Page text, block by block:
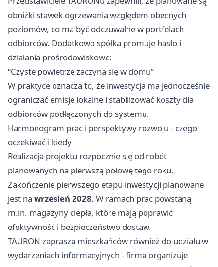
obniżki stawek ogrzewania względem obecnych
poziomów, co ma być odczuwalne w portfelach
odbiorców. Dodatkowo spółka promuje hasło i
działania prośrodowiskowe:
“Czyste powietrze zaczyna się w domu”
W praktyce oznacza to, że inwestycja ma jednocześnie
ograniczać emisje lokalne i stabilizować koszty dla
odbiorców podłączonych do systemu.
Harmonogram prac i perspektywy rozwoju - czego
oczekiwać i kiedy
Realizacja projektu rozpocznie się od robót
planowanych na pierwszą połowę tego roku.
Zakończenie pierwszego etapu inwestycji planowane
jest na wrzesień 2028. W ramach prac powstaną
m.in. magazyny ciepła, które mają poprawić
efektywność i bezpieczeństwo dostaw.
TAURON zaprasza mieszkańców również do udziału w
wydarzeniach informacyjnych - firma organizuje